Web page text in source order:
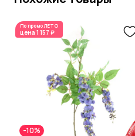
По промоЛЕТО
цена 1 157 ₽
-10%